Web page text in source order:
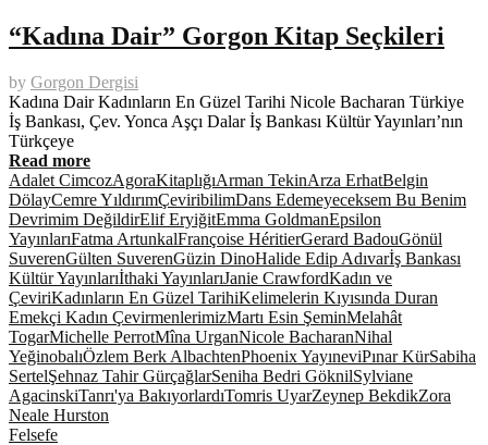
“Kadına Dair” Gorgon Kitap Seçkileri
by Gorgon Dergisi
Kadına Dair Kadınların En Güzel Tarihi Nicole Bacharan Türkiye
İş Bankası, Çev. Yonca Aşçı Dalar İş Bankası Kültür Yayınları’nın
Türkçeye
Read more
Adalet CimcozAgoraKitaplığıArman TekinArza ErhatBelgin
DölayCemre YıldırımÇeviribilimDans Edemeyeceksem Bu Benim
Devrimim DeğildirElif EryiğitEmma GoldmanEpsilon
YayınlarıFatma ArtunkalFrançoise HéritierGerard BadouGönül
SuverenGülten SuverenGüzin DinoHalide Edip Adıvarİş Bankası
Kültür Yayınlarıİthaki YayınlarıJanie CrawfordKadın ve
ÇeviriKadınların En Güzel TarihiKelimelerin Kıyısında Duran
Emekçi Kadın ÇevirmenlerimizMartı Esin ŞeminMelahât
TogarMichelle PerrotMîna UrganNicole BacharanNihal
YeğinobalıÖzlem Berk AlbachtenPhoenix YayıneviPınar KürSabiha
SertelŞehnaz Tahir GürçağlarSeniha Bedri GöknilSylviane
AgacinskiTanrı'ya BakıyorlardıTomris UyarZeynep BekdikZora
Neale Hurston
Felsefe